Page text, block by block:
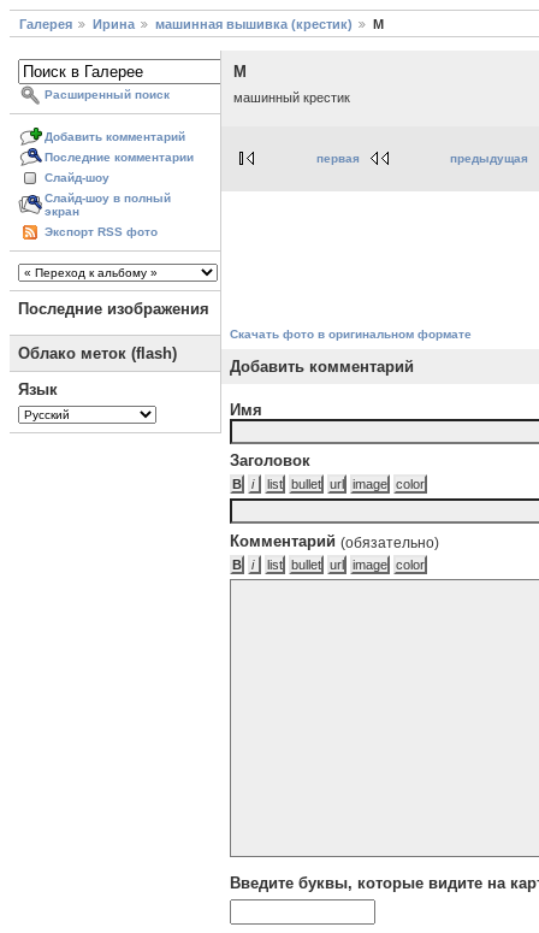
Галерея Ирина машинная вышивка (крестик) М
Расширенный поиск
Добавить комментарий
Последние комментарии
Слайд-шоу
Слайд-шоу в полный
экран
Экспорт RSS фото
Последние изображения
Облако меток (flash)
Язык
М
машинный крестик
первая предыдущая
Скачать фото в оригинальном формате
Добавить комментарий
Имя
Заголовок
Комментарий (обязательно)
Введите буквы, которые видите на